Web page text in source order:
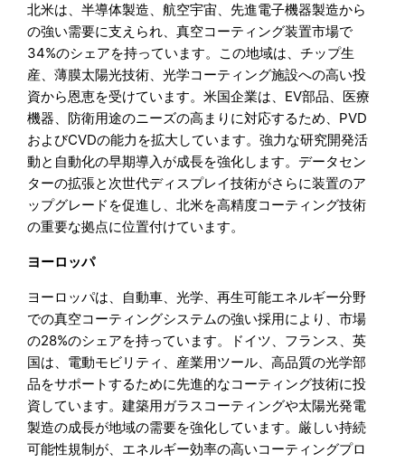
北米は、半導体製造、航空宇宙、先進電子機器製造から
の強い需要に支えられ、真空コーティング装置市場で
34%のシェアを持っています。この地域は、チップ生
産、薄膜太陽光技術、光学コーティング施設への高い投
資から恩恵を受けています。米国企業は、EV部品、医療
機器、防衛用途のニーズの高まりに対応するため、PVD
およびCVDの能力を拡大しています。強力な研究開発活
動と自動化の早期導入が成長を強化します。データセン
ターの拡張と次世代ディスプレイ技術がさらに装置のア
ップグレードを促進し、北米を高精度コーティング技術
の重要な拠点に位置付けています。
ヨーロッパ
ヨーロッパは、自動車、光学、再生可能エネルギー分野
での真空コーティングシステムの強い採用により、市場
の28%のシェアを持っています。ドイツ、フランス、英
国は、電動モビリティ、産業用ツール、高品質の光学部
品をサポートするために先進的なコーティング技術に投
資しています。建築用ガラスコーティングや太陽光発電
製造の成長が地域の需要を強化しています。厳しい持続
可能性規制が、エネルギー効率の高いコーティングプロ